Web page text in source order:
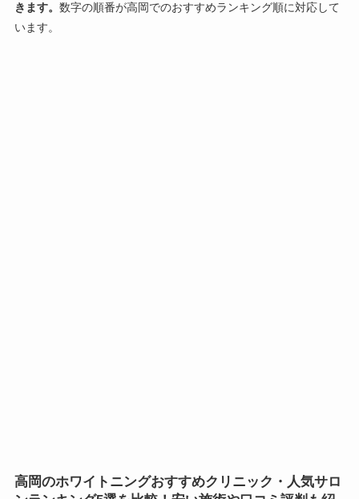
きます。 数字の順番が高岡でのおすすめランキング順に対応して
います。
高岡のホワイトニングおすすめクリニック・人気サロ